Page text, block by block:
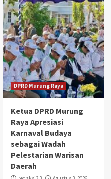
DPRD Murung Raya
Ketua DPRD Murung
Raya Apresiasi
Karnaval Budaya
sebagai Wadah
Pelestarian Warisan
Daerah